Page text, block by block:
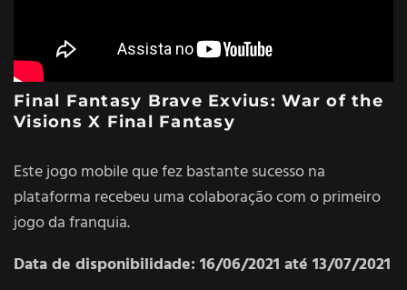
Final Fantasy Brave Exvius: War of the
Visions X Final Fantasy
Este jogo mobile que fez bastante sucesso na
plataforma recebeu uma colaboração com o primeiro
jogo da franquia.
Data de disponibilidade: 16/06/2021 até 13/07/2021